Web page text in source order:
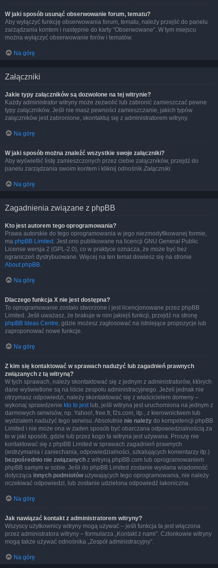
W jaki sposób usunąć obserwowanie forum, tematu?
Aby wyłączyć funkcję obserwowania forum, tematu, należy przejść do panelu
zarządzania kontem i następnie do karty “Obserwowane”. W tym miejscu
można wyłączyć obserwowanie forów i tematów.
Na górę
Załączniki
Jakie typy załączników są dozwolone na tej witrynie?
Każdy administrator witryny może zezwolić lub zabronić zamieszczać pewne
typy załączników. Jeśli nie masz pewności zamieszczanie, jakich typów
załączników jest zabronione, skontaktuj się z administratorem witryny.
Na górę
W jaki sposób można znaleźć wszystkie swoje załączniki?
Aby wyświetlić listę zamieszczonych przez ciebie załączników, przejdź do
panelu zarządzania swoim kontem i kliknij odnośnik Załączniki.
Na górę
Zagadnienia związane z phpBB
Kto jest autorem tego oprogramowania?
Prawa autorskie do tego oprogramowania w jego niezmodyfikowanej formie,
ma phpBB Limited . Jest ono publikowane na licencji GNU General Public
License wersja 2 (GPL-2.0), co w praktyce oznacza, że może być bez
ograniczeń dystrybuowane. Więcej na ten temat dowiesz się na stronie
About phpBB.
Na górę
Dlaczego funkcja X nie jest dostępna?
To oprogramowanie zostało stworzone i jest licencjonowane przez phpBB
Limited. Jeśli uważasz, że brakuje w nim jakiejś funkcji, przejdź na stronę
phpBB Ideas Centre, gdzie możesz zagłosować na istniejące propozycje lub
zaproponować nowe funkcje.
Na górę
Z kim się kontaktować w sprawach nadużyć lub zagadnień prawnych
związanych z tą witryną?
W tych sprawach, należy skontaktować się z jednym z administratorów, których
dane wyświetlone są na liście zespołu administracyjnego. Jeżeli jednak nie
otrzymasz odpowiedzi, należy skontaktować się z właścicielem domeny –
wykonaj sprawdzenie kto to jestlub, jeśli witryna jest uruchomiona na jednym z
darmowych serwisów, np. Yahoo!, free.fr, f2s.com, itp., z kierownictwem lub
wydziałem nadużyć tego serwisu. Absolutnie nie należy do kompetencji phpBB
Limited i nie może ona w żaden sposób być obarczana odpowiedzialnością za
to w jaki sposób, gdzie lub przez kogo ta witryna jest używana. Proszę nie
kontaktować się z phpBB Limited w sprawach zagadnień prawnych
(wstrzymania i zaniechania, odpowiedzialności, szkalujących komentarzy itp.)
bezpośrednio nie związanych z witryną phpBB.com lub oprogramowaniem
phpBB samym w sobie. Jeśli do phpBB Limited zostanie wysłana wiadomość
dotycząca innych podmiotów używających tego oprogramowania, nie należy
oczekiwać odpowiedzi, lub zostanie udzielona odpowiedź lakoniczna.
Na górę
Jak nawiązać kontakt z administratorem witryny?
Wszyscy użytkownicy witryny mogą używać – jeśli funkcja ta jest włączona
przez administratora witryny – formularza „Kontakt z nami”. Członkowie witryny
mogą także używać odnośnika „Zespół administracyjny”.
Na górę